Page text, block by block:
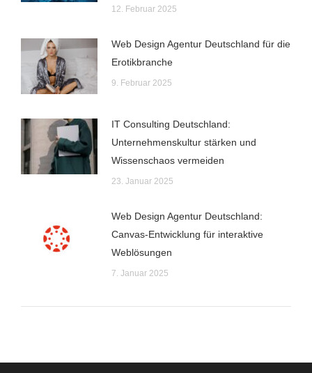
12. Februar 2025
Web Design Agentur Deutschland für die
Erotikbranche
9. Februar 2025
IT Consulting Deutschland:
Unternehmenskultur stärken und
Wissenschaos vermeiden
23. Januar 2025
Web Design Agentur Deutschland:
Canvas-Entwicklung für interaktive
Weblösungen
7. Januar 2025